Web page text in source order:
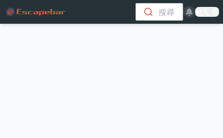
跳至主要內容
搜尋 登入